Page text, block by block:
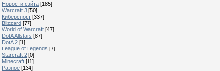
Новости сайта [185]
Warcraft 3 [50]
Киберспорт [337]
Blizzard [77]
World of Warcraft [47]
DotA Allstars [87]
DotA 2 [1]
League of Legends [7]
Starcraft 2 [0]
Minecraft [11]
Разное [134]